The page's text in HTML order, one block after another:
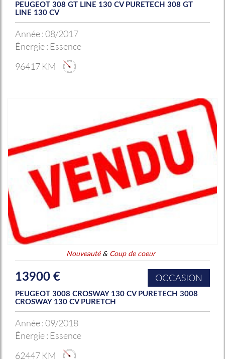
PEUGEOT 308 GT LINE 130 CV PURETECH 308 GT
LINE 130 CV
Année :08/2017
Énergie : Essence
96417 KM
Nouveauté& Coup de coeur
13900 € OCCASION
PEUGEOT 3008 CROSWAY 130 CV PURETECH 3008
CROSWAY 130 CV PURETCH
Année :09/2018
Énergie : Essence
62447 KM